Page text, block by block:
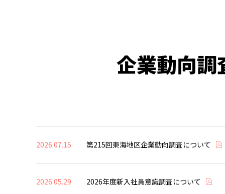
企業動向調
2026.07.15 第215回東海地区企業動向調査について
2026.05.29 2026年度新入社員意識調査について